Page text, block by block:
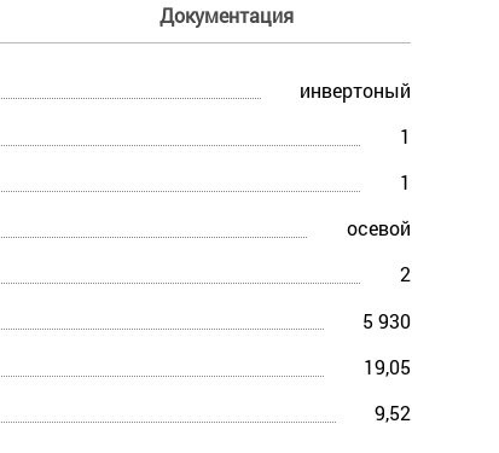
Документация
инвертоный
1
1
осевой
2
5 930
19,05
9,52